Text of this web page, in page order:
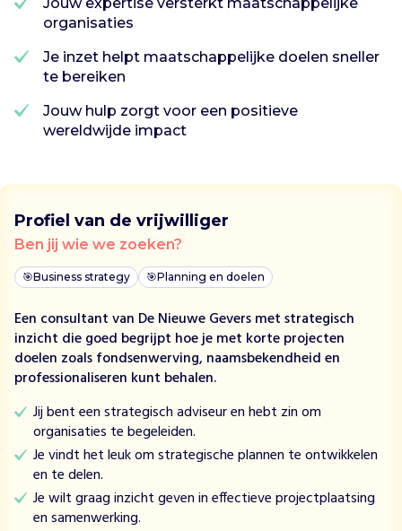
s
a
n
m
a
a
t
s
c
a
p
p
e
organisaties
Je inzet helpt maatschappelijke doelen sneller
te bereiken
Jouw hulp zorgt voor een positieve
wereldwijde impact
Profiel van de vrijwilliger
Ben jij wie we zoeken?
🎯Business strategy 🎯Planning en doelen
Een consultant van De Nieuwe Gevers met strategisch
inzicht die goed begrijpt hoe je met korte projecten
doelen zoals fondsenwerving, naamsbekendheid en
professionaliseren kunt behalen.
Jij bent een strategisch adviseur en hebt zin om
organisaties te begeleiden.
Je vindt het leuk om strategische plannen te ontwikkelen
en te delen.
Je wilt graag inzicht geven in effectieve projectplaatsing
en samenwerking.